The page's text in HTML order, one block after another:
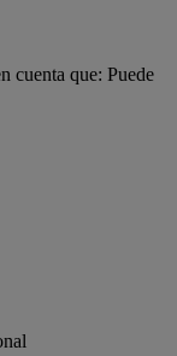
cuenta que: Puede